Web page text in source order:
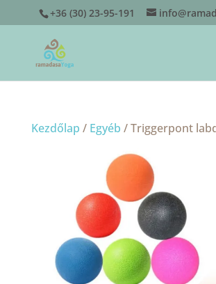
+36 (30) 23-95-191
Kezdőlap / Egyéb / Triggerpont